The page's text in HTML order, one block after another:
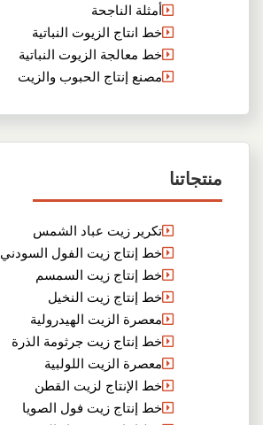
أمثلة الناجحة
خط انتاج الزيوت النباتية
خط معالجة الزيوت النباتية
مصنع إنتاج الحبوب والزيت
منتجاتنا
تكرير زيت عباد الشمس
خط إنتاج زيت الفول السودني
خط إنتاج زيت السمسم
خط إنتاج زيت النخيل
معصرة الزيت الهيدرولية
خط إنتاج زيت جرثومة الذرة
معصرة الزيت اللولبية
خط الإنتاج لزيت القطن
خط إنتاج زيت فول الصويا